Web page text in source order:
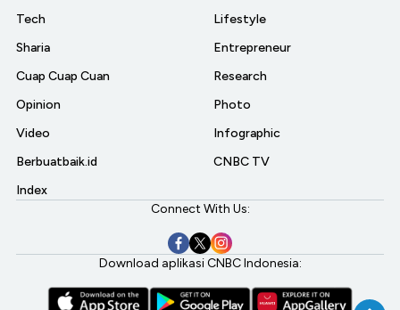
Tech
Sharia
Cuap Cuap Cuan
Opinion
Video
Berbuatbaik.id
Index
Lifestyle
Entrepreneur
Research
Photo
Infographic
CNBC TV
Connect With Us:
Download aplikasi CNBC Indonesia: